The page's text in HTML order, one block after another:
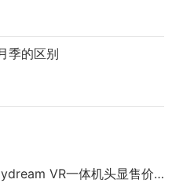
季的区别
一体机头显售价或高达6000元